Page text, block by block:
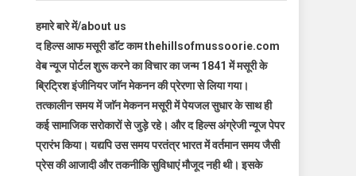
हमारे बारे में/about us
द हिल्स आफ मसूरी डाॅट काम thehillsofmussoorie.com
वेब न्यूज पोर्टल शुरू करने का विचार का जन्म 1841 में मसूरी के
ब्रिट्रिश इंजीनियर जाॅन मेकनन की प्रेरणा से लिया गया।
तत्कालीन समय में जाॅन मेकनन मसूरी में पेयजल सुधार के साथ ही
कई सामाजिक सरोकारों से जुड़े रहे। और द हिल्स अंग्रेजी न्यूज पेपर
प्रारंभ किया। यद्यपि उस समय परतंत्र भारत में वर्तमान समय जैसी
प्रेस की आजादी और तकनीकि सुविधाएं मौजूद नही थी। इसके